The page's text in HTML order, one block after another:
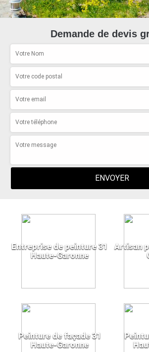
Demande de devis
Entreprise de peinture 31
Haute-Garonne
Artisan
Peinture de façade 31
Haute-Garonne